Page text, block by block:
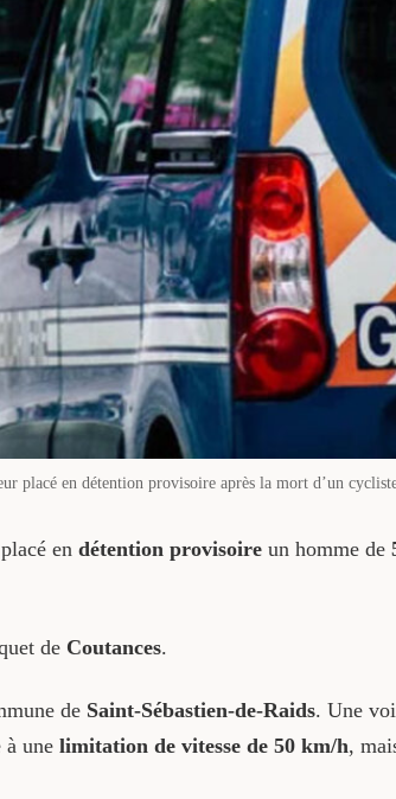
placé en détention provisoire après la mort d’un
en détention provisoireun homme de
de Coutances.
de Saint-Sébastien-de-Raids. Une
une limitation de vitesse de 50 km/h,